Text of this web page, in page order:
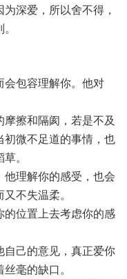
深爱，所以舍不得，
包容理解你。他对
擦和隔阂，若是不及
微不足道的事情，也
。
理解你的感受，也会
不失温柔。
位置上去考虑你的感
己的意见，真正爱你
毫的缺口。